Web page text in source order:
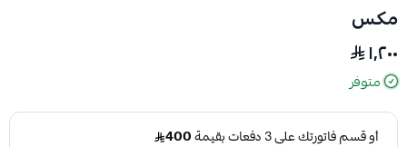
مكس
١٬٢٠٠
متوفر